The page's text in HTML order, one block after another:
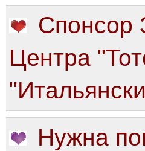
Спонсор
Центра
Нужна